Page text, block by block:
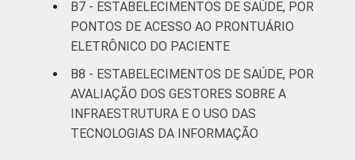
B7 - ESTABELECIMENTOS DE SAÚDE, POR
PONTOS DE ACESSO AO PRONTUÁRIO
ELETRÔNICO DO PACIENTE
B8 - ESTABELECIMENTOS DE SAÚDE, POR
AVALIAÇÃO DOS GESTORES SOBRE A
INFRAESTRUTURA E O USO DAS
TECNOLOGIAS DA INFORMAÇÃO